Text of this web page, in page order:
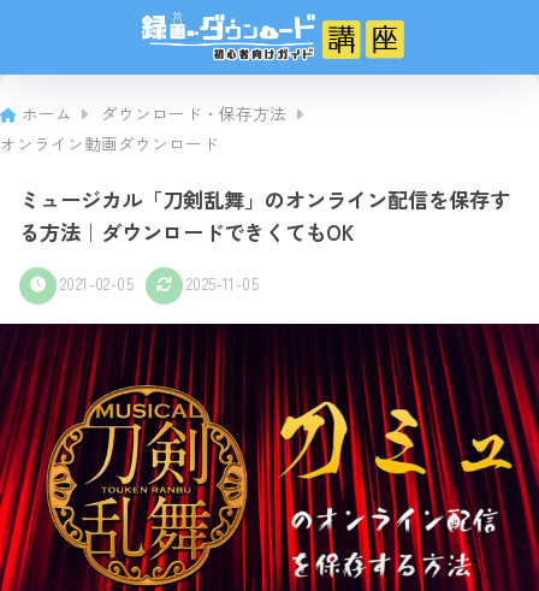
ホーム
ダウンロード・保存方法
オンライン動画ダウンロード
ミュージカル「刀剣乱舞」のオンライン配信を保存す
る方法｜ダウンロードできくてもOK
2021-02-05 2025-11-05